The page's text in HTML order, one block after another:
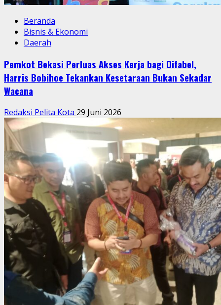
Beranda
Bisnis & Ekonomi
Daerah
Pemkot Bekasi Perluas Akses Kerja bagi Difabel,
Harris Bobihoe Tekankan Kesetaraan Bukan Sekadar
Wacana
Redaksi Pelita Kota 29 Juni 2026